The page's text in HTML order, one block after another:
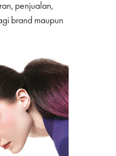
penjualan,
brand maupun